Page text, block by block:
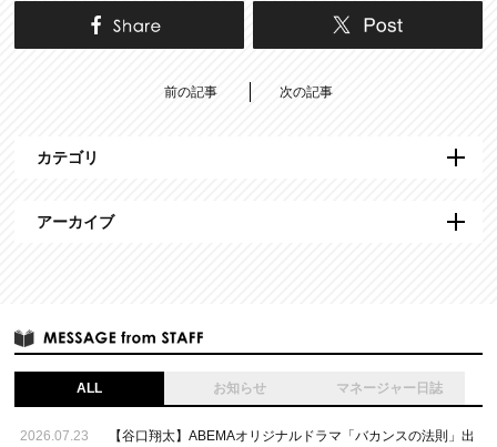
前の記事 次の記事
カテゴリ
アーカイブ
ALL お知らせ マネージャー日誌
2026.07.23
【谷口翔太】ABEMAオリジナルドラマ「バカンスの法則」出